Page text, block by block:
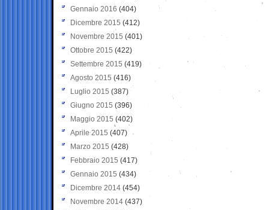
Gennaio 2016 (404)
Dicembre 2015 (412)
Novembre 2015 (401)
Ottobre 2015 (422)
Settembre 2015 (419)
Agosto 2015 (416)
Luglio 2015 (387)
Giugno 2015 (396)
Maggio 2015 (402)
Aprile 2015 (407)
Marzo 2015 (428)
Febbraio 2015 (417)
Gennaio 2015 (434)
Dicembre 2014 (454)
Novembre 2014 (437)